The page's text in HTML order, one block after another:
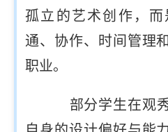
孤立的艺术创作，
通、协作、时间管理
职业。
部分学生在观